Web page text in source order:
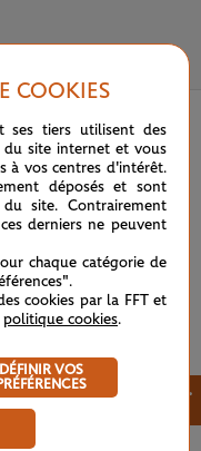
COOKIES
ses tiers utilisent des
du site internet et vous
à vos centres d'intérêt.
déposés et sont
site. Contrairement
derniers ne peuvent
chaque catégorie de
cookies par la FFT et
politique cookies.
DÉFINIR VOS
PRÉFÉRENCES